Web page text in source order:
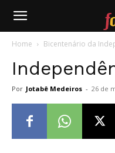
Farofafá
Home Bicentenário da
Por Jotabê Medeiros - 26 de